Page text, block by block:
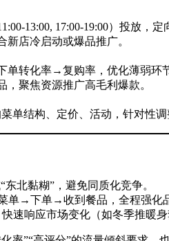
13:00, 17:00-19:00）投放，定
新店冷启动或爆品推广。
转化率→复购率，优化薄弱环节
，聚焦资源推广高毛利爆款。
单结构、定价、活动，针对性调
东北黏糊”，避免同质化竞争。
单→下单→收到餐品，全程强化
速响应市场变化（如冬季推暖身